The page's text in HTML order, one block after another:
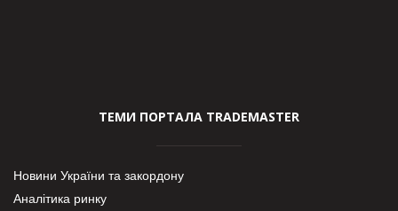
ТЕМИ ПОРТАЛА TRADEMASTER
Новини України та закордону
Аналітика ринку